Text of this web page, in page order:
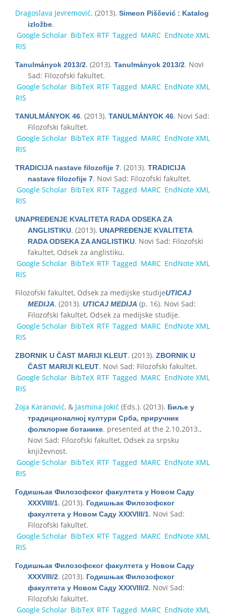
Dragoslava Jevremović. (2013). Simeon Piščević : Katalog
izložbe.
Google Scholar BibTeX RTF Tagged MARC EndNote XML
RIS
Tanulmányok 2013/2. (2013). Tanulmányok 2013/2. Novi
Sad: Filozofski fakultet.
Google Scholar BibTeX RTF Tagged MARC EndNote XML
RIS
TANULMÁNYOK 46. (2013). TANULMÁNYOK 46. Novi Sad:
Filozofski fakultet.
Google Scholar BibTeX RTF Tagged MARC EndNote XML
RIS
TRADICIJA nastave filozofije 7. (2013). TRADICIJA
nastave filozofije 7. Novi Sad: Filozofski fakultet.
Google Scholar BibTeX RTF Tagged MARC EndNote XML
RIS
UNAPREĐENJE KVALITETA RADA ODSEKA ZA
ANGLISTIKU. (2013). UNAPREĐENJE KVALITETA
RADA ODSEKA ZA ANGLISTIKU. Novi Sad: Filozofski
fakultet, Odsek za anglistiku.
Google Scholar BibTeX RTF Tagged MARC EndNote XML
RIS
Filozofski fakultet, Odsek za medijske studijeUTICAJ
MEDIJA. (2013). UTICAJ MEDIJA (p. 16). Novi Sad:
Filozofski fakultet, Odsek za medijske studije.
Google Scholar BibTeX RTF Tagged MARC EndNote XML
RIS
ZBORNIK U ČAST MARIJI KLEUT. (2013). ZBORNIK U
ČAST MARIJI KLEUT. Novi Sad: Filozofski fakultet.
Google Scholar BibTeX RTF Tagged MARC EndNote XML
RIS
Zoja Karanović, & Jasmina Jokić (Eds.). (2013). Биље у
традиционалној култури Срба, приручник
фолклорне ботанике. presented at the 2.10.2013.,
Novi Sad: Filozofski fakultet, Odsek za srpsku
književnost.
Google Scholar BibTeX RTF Tagged MARC EndNote XML
RIS
Годишњак Филозофског факултета у Новом Саду
XXXVIII/1. (2013). Годишњак Филозофског
факултета у Новом Саду XXXVIII/1. Novi Sad:
Filozofski fakultet.
Google Scholar BibTeX RTF Tagged MARC EndNote XML
RIS
Годишњак Филозофског факултета у Новом Саду
XXXVIII/2. (2013). Годишњак Филозофског
факултета у Новом Саду XXXVIII/2. Novi Sad:
Filozofski fakultet.
Google Scholar BibTeX RTF Tagged MARC EndNote XML